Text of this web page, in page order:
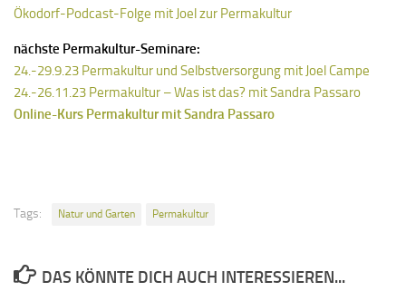
Ökodorf-Podcast-Folge mit Joel zur Permakultur
nächste Permakultur-Seminare:
24.-29.9.23 Permakultur und Selbstversorgung mit Joel Campe
24.-26.11.23 Permakultur – Was ist das? mit Sandra Passaro
Online-Kurs Permakultur mit Sandra Passaro
Tags: Natur und Garten Permakultur
DAS KÖNNTE DICH AUCH INTERESSIEREN...